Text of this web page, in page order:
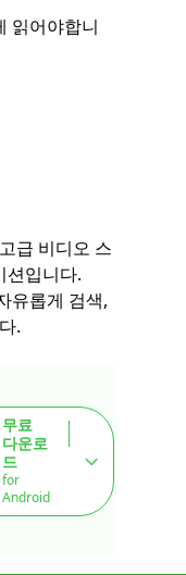
읽어야합니
급 비디오 스
션입니다.
유롭게 검색,
.
무료
다운로
드
for
Android